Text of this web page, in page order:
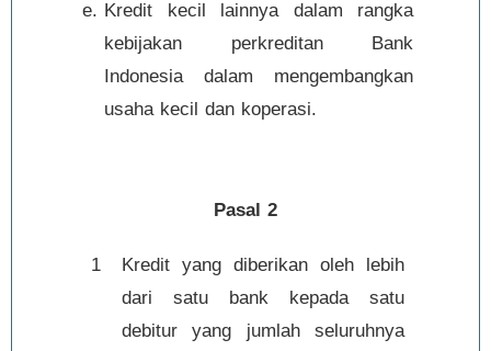
Kredit kecil lainnya dalam rangka
kebijakan perkreditan Bank
Indonesia dalam mengembangkan
usaha kecil dan koperasi.
Pasal 2
1
Kredit yang diberikan oleh lebih
dari satu bank kepada satu
debitur yang jumlah seluruhnya